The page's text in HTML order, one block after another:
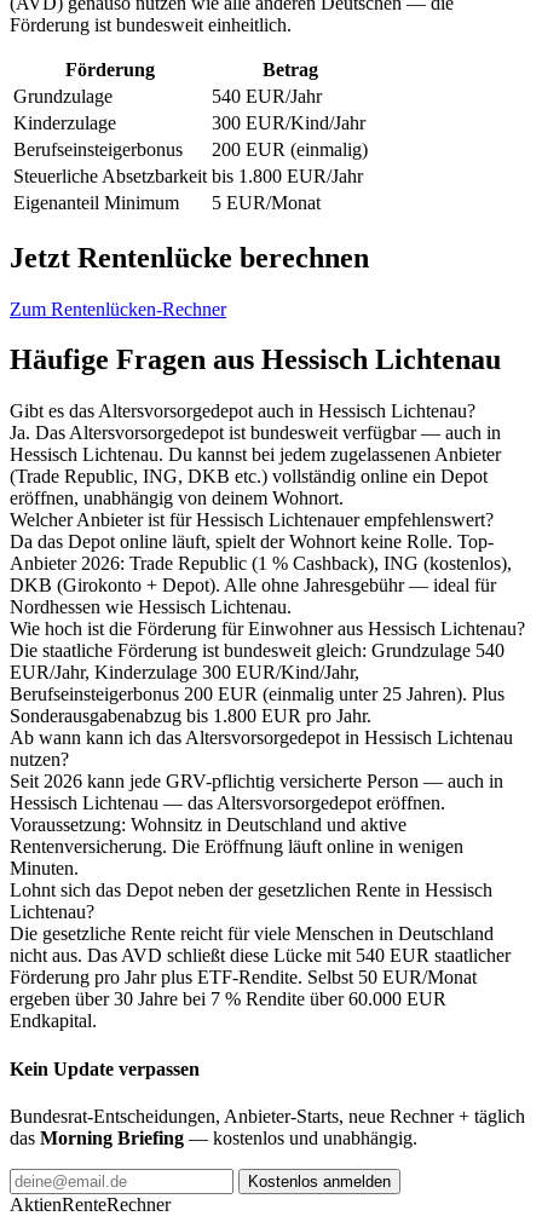
Förderung ist bundesweit einheitlich.
Förderung
Betrag
Grundzulage
540 EUR/Jahr
Kinderzulage
300 EUR/Kind/Jahr
Berufseinsteigerbonus
200 EUR (einmalig)
Steuerliche Absetzbarkeit bis 1.800 EUR/Jahr
Eigenanteil Minimum
5 EUR/Monat
Jetzt Rentenlücke berechnen
Zum Rentenlücken-Rechner
Häufige Fragen aus Hessisch Lichtenau
Gibt es das Altersvorsorgedepot auch in Hessisch Lichtenau?
Ja. Das Altersvorsorgedepot ist bundesweit verfügbar — auch in
Hessisch Lichtenau. Du kannst bei jedem zugelassenen Anbieter
(Trade Republic, ING, DKB etc.) vollständig online ein Depot
eröffnen, unabhängig von deinem Wohnort.
Welcher Anbieter ist für Hessisch Lichtenauer empfehlenswert?
Da das Depot online läuft, spielt der Wohnort keine Rolle. Top-
Anbieter 2026: Trade Republic (1 % Cashback), ING (kostenlos),
DKB (Girokonto + Depot). Alle ohne Jahresgebühr — ideal für
Nordhessen wie Hessisch Lichtenau.
Wie hoch ist die Förderung für Einwohner aus Hessisch Lichtenau?
Die staatliche Förderung ist bundesweit gleich: Grundzulage 540
EUR/Jahr, Kinderzulage 300 EUR/Kind/Jahr,
Berufseinsteigerbonus 200 EUR (einmalig unter 25 Jahren). Plus
Sonderausgabenabzug bis 1.800 EUR pro Jahr.
Ab wann kann ich das Altersvorsorgedepot in Hessisch Lichtenau
nutzen?
Seit 2026 kann jede GRV-pflichtig versicherte Person — auch in
Hessisch Lichtenau — das Altersvorsorgedepot eröffnen.
Voraussetzung: Wohnsitz in Deutschland und aktive
Rentenversicherung. Die Eröffnung läuft online in wenigen
Minuten.
Lohnt sich das Depot neben der gesetzlichen Rente in Hessisch
Lichtenau?
Die gesetzliche Rente reicht für viele Menschen in Deutschland
nicht aus. Das AVD schließt diese Lücke mit 540 EUR staatlicher
Förderung pro Jahr plus ETF-Rendite. Selbst 50 EUR/Monat
ergeben über 30 Jahre bei 7 % Rendite über 60.000 EUR
Endkapital.
Kein Update verpassen
Bundesrat-Entscheidungen, Anbieter-Starts, neue Rechner + täglich
das Morning Briefing — kostenlos und unabhängig.
Kostenlos anmelden
AktienRenteRechner